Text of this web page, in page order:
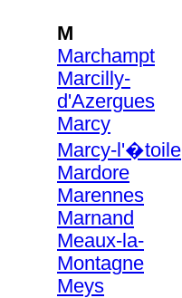
M
Marchampt
Marcilly-
d'Azergues
Marcy
Marcy-l'�toile
Mardore
Marennes
Marnand
Meaux-la-
Montagne
Meys